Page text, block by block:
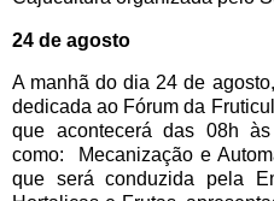
24 de agosto
A manhã do dia 24 de
dedicada ao Fórum da
que acontecerá das 08h
como: Mecanização e
que será conduzida pela